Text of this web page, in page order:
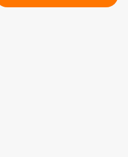
engagements pas très